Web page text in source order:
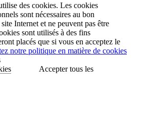
des cookies. Les cookies
sont nécessaires au bon
Internet et ne peuvent pas être
sont utilisés à des fins
placés que si vous en acceptez le
notre politique en matière de cookies
Accepter tous les